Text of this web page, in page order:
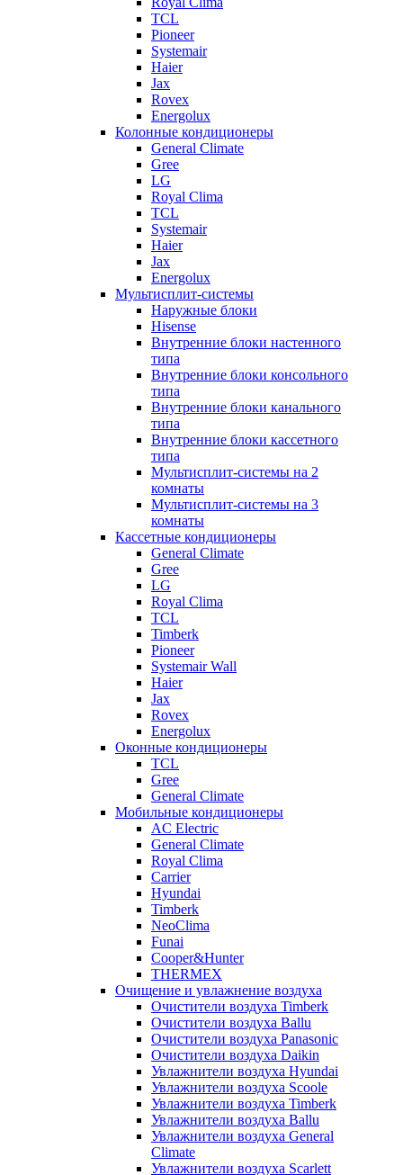
TCL
Pioneer
Systemair
Haier
Jax
Rovex
Energolux
Колонные кондиционеры
General Climate
Gree
LG
Royal Clima
TCL
Systemair
Haier
Jax
Energolux
Мультисплит-системы
Наружные блоки
Hisense
Внутренние блоки настенного
типа
Внутренние блоки консольного
типа
Внутренние блоки канального
типа
Внутренние блоки кассетного
типа
Мультисплит-системы на 2
комнаты
Мультисплит-системы на 3
комнаты
Кассетные кондиционеры
General Climate
Gree
LG
Royal Clima
TCL
Timberk
Pioneer
Systemair Wall
Haier
Jax
Rovex
Energolux
Оконные кондиционеры
TCL
Gree
General Climate
Мобильные кондиционеры
AC Electric
General Climate
Royal Clima
Carrier
Hyundai
Timberk
NeoClima
Funai
Cooper&Hunter
THERMEX
Очищение и увлажнение воздуха
Очистители воздуха Timberk
Очистители воздуха Ballu
Очистители воздуха Panasonic
Очистители воздуха Daikin
Увлажнители воздуха Hyundai
Увлажнители воздуха Scoole
Увлажнители воздуха Timberk
Увлажнители воздуха Ballu
Увлажнители воздуха General
Climate
Увлажнители воздуха Scarlett